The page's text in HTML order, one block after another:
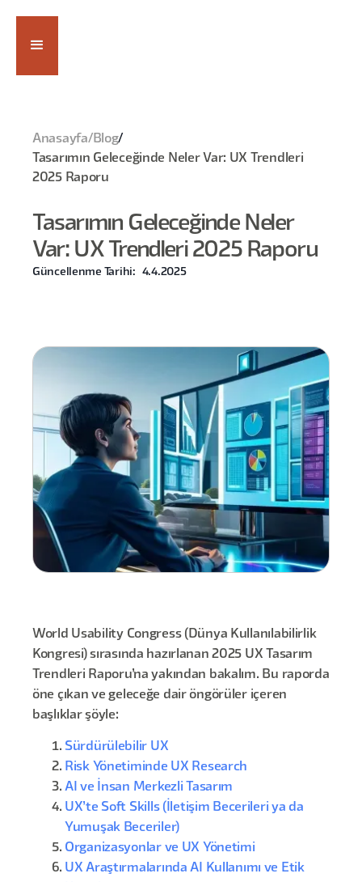
Anasayfa/ Blog/
Tasarımın Geleceğinde Neler Var: UX Trendleri
2025 Raporu
Tasarımın Geleceğinde Neler
Var: UX Trendleri 2025 Raporu
Güncellenme Tarihi: 4.4.2025
World Usability Congress (Dünya Kullanılabilirlik
Kongresi) sırasında hazırlanan 2025 UX Tasarım
Trendleri Raporu’na yakından bakalım. Bu raporda
öne çıkan ve geleceğe dair öngörüler içeren
başlıklar şöyle:
Sürdürülebilir UX
Risk Yönetiminde UX Research
AI ve İnsan Merkezli Tasarım
UX’te Soft Skills (İletişim Becerileri ya da
Yumuşak Beceriler)
Organizasyonlar ve UX Yönetimi
UX Araştırmalarında AI Kullanımı ve Etik